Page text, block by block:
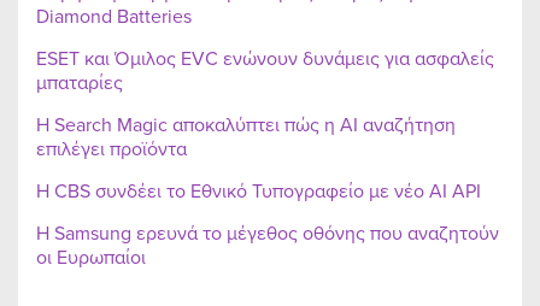
Diamond Batteries
ESET και Όμιλος EVC ενώνουν δυνάμεις για ασφαλείς
μπαταρίες
Η Search Magic αποκαλύπτει πώς η AI αναζήτηση
επιλέγει προϊόντα
Η CBS συνδέει το Εθνικό Τυπογραφείο με νέο AI API
Η Samsung ερευνά το μέγεθος οθόνης που αναζητούν
οι Ευρωπαίοι